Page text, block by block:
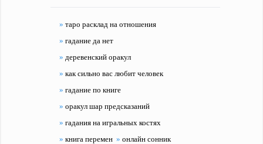
»таро расклад на отношения
»гадание да нет
»деревенский оракул
»как сильно вас любит человек
»гадание по книге
»оракул шар предсказаний
»гадания на игральных костях
»книга перемен »онлайн сонник